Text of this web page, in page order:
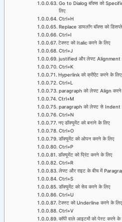
Go to Dialog बॉक्स को
लिए
Ctrl+H
Replace डायलॉग बॉक्स को
Ctrl+I
टेक्स्ट को Italic करने के लिए
Ctrl+J
justified और लेफ्ट Alignment
Ctrl+K
Hyperlink को क्रीऐट करने के लिए
Ctrl+L
paragraph को लेफ्ट Align करने
Ctrl+M
paragraph को लेफ्ट से Indent
Ctrl+N
नए डॉक्यूमेंट को बनाने के लिए
Ctrl+O
डॉक्यूमेंट को ओपन करने के लिए
Ctrl+P
डॉक्यूमेंट को प्रिंट करने के लिए
Ctrl+R
लेफ्ट और राइट के बीच में
Ctrl+S
डॉक्यूमेंट को सेव करने के लिए
Ctrl+U
टेक्स्ट को Underline करने के लिए
Ctrl+V
कॉपी वाले आइटमों को पेस्ट करने के